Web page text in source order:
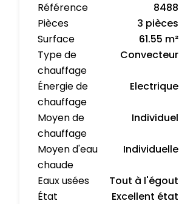
Référence
8488
Pièces
3 pièces
Surface
61.55 m²
Type de
chauffage
Convecteur
Énergie de
chauffage
Electrique
Moyen de
chauffage
Individuel
Moyen d'eau
chaude
Individuelle
Eaux usées
Tout à l'égout
État
Excellent état